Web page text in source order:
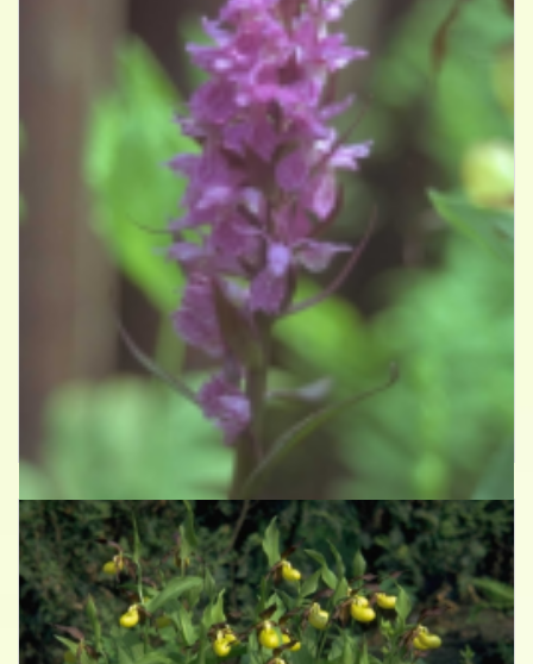
Rietorchis
Dactylorhiza majalis subsp. praetermissa